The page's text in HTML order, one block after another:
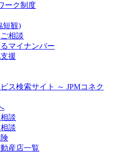
ーク制度
短観)
相談
マイナンバー
援
ス検索サイト ～ JPMコネク
談
談
産店一覧